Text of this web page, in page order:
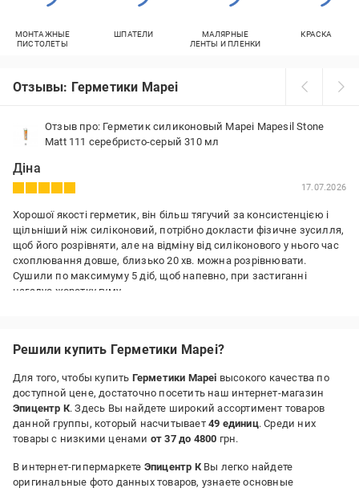
МОНТАЖНЫЕ
ПИСТОЛЕТЫ
ШПАТЕЛИ
МАЛЯРНЫЕ
ЛЕНТЫ И ПЛЕНКИ
КРАСКА
Отзывы: Герметики Mapei
Отзыв про: Герметик силиконовый Mapei Mapesil Stone
Matt 111 серебристо-серый 310 мл
Діна
17.07.2026
Хорошої якості герметик, він більш тягучий за консистенцією і
щільніший ніж силіконовий, потрібно докласти фізичне зусилля,
щоб його розрівняти, але на відміну від силіконового у нього час
схоплювання довше, близько 20 хв. можна розрівнювати.
Сушили по максимуму 5 діб, щоб напевно, при застиганні
нагадує жорстку гуму.
Потрібно прикласти фізичні зусилля для розрівнювання.
Решили купить Герметики Mapei?
Для того, чтобы купить Герметики Mapei высокого качества по
доступной цене, достаточно посетить наш интернет-магазин
Эпицентр К. Здесь Вы найдете широкий ассортимент товаров
данной группы, который насчитывает 49 единиц. Среди них
товары с низкими ценами от 37 до 4800 грн.
В интернет-гипермаркете Эпицентр КВы легко найдете
оригинальные фото данных товаров, узнаете основные